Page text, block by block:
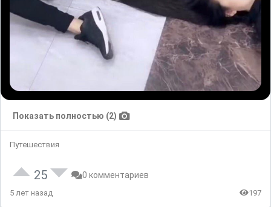
Показать полностью (2)
Путешествия
25 0 комментариев
5 лет назад 197